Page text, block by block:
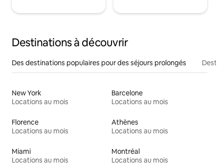
Destinations à découvrir
Des destinations populaires pour des séjours prolongés
New York
Locations au mois
Barcelone
Locations au mois
Florence
Locations au mois
Athènes
Locations au mois
Miami
Locations au mois
Montréal
Locations au mois